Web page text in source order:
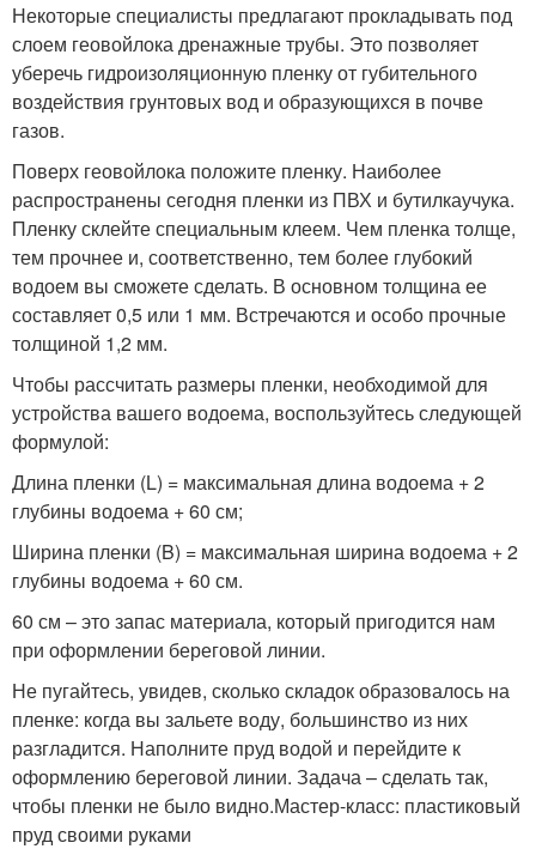
Некоторые специалисты предлагают прокладывать под
слоем геовойлока дренажные трубы. Это позволяет
уберечь гидроизоляционную пленку от губительного
воздействия грунтовых вод и образующихся в почве
газов.
Поверх геовойлока положите пленку. Наиболее
распространены сегодня пленки из ПВХ и бутилкаучука.
Пленку склейте специальным клеем. Чем пленка толще,
тем прочнее и, соответственно, тем более глубокий
водоем вы сможете сделать. В основном толщина ее
составляет 0,5 или 1 мм. Встречаются и особо прочные
толщиной 1,2 мм.
Чтобы рассчитать размеры пленки, необходимой для
устройства вашего водоема, воспользуйтесь следующей
формулой:
Длина пленки (L) = максимальная длина водоема + 2
глубины водоема + 60 см;
Ширина пленки (B) = максимальная ширина водоема + 2
глубины водоема + 60 см.
60 см – это запас материала, который пригодится нам
при оформлении береговой линии.
Не пугайтесь, увидев, сколько складок образовалось на
пленке: когда вы зальете воду, большинство из них
разгладится. Наполните пруд водой и перейдите к
оформлению береговой линии. Задача – сделать так,
чтобы пленки не было видно.Мастер-класс: пластиковый
пруд своими руками